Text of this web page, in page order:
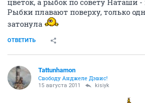
цветок, а рыбок по совету Наташи
Рыбки плавают поверху, только
затонула
ОТВЕТИТЬ
Tattunhamon
Свободу Анджеле Дэвис!
15 августа 2011 kisiyk